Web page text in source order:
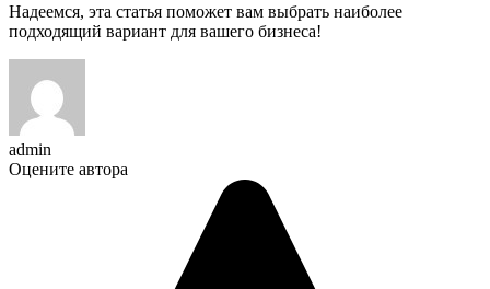
Надеемся, эта статья поможет вам выбрать наиболее
подходящий вариант для вашего бизнеса!
admin
Оцените автора